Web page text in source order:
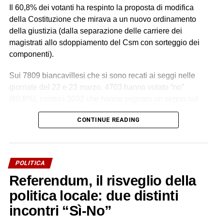
Il 60,8% dei votanti ha respinto la proposta di modifica
della Costituzione che mirava a un nuovo ordinamento
della giustizia (dalla separazione delle carriere dei
magistrati allo sdoppiamento del Csm con sorteggio dei
componenti).
Sui 7809 biancavillesi che si sono recati ai seggi nelle
giornate del 22 e 23 marzo, 4703 hanno votato “no”
riquadro del “sì” (39,2%).
quanti si sono recati alle urne. Un esito su cui la politica
parte due appuntamenti di aree contrapposte (
delle Favare, l’altro in una saletta di un bar). Insomma, su
questo referendum hanno scelto i biancavillesi,
respingendo la riforma Meloni-Nordio, nonostante la
latitanza dei partiti locali.
CONTINUE READING
POLITICA
Referendum, il risveglio della
politica locale: due distinti
incontri “Sì-No”